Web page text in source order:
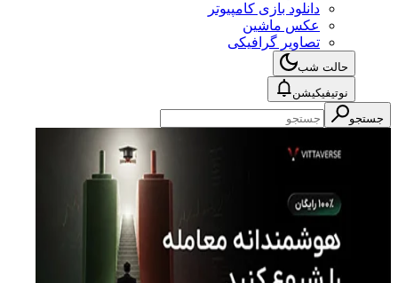
دانلود بازی کامپیوتر
عکس ماشین
تصاویر گرافیکی
حالت شب
نوتیفیکیشن
جستجو